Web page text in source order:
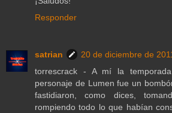
Responder
satrian
20 de diciembre de
torrescrack - A mí la
personaje de Lumen fue un
fastidiaron, como dices,
rompiendo todo lo que habían